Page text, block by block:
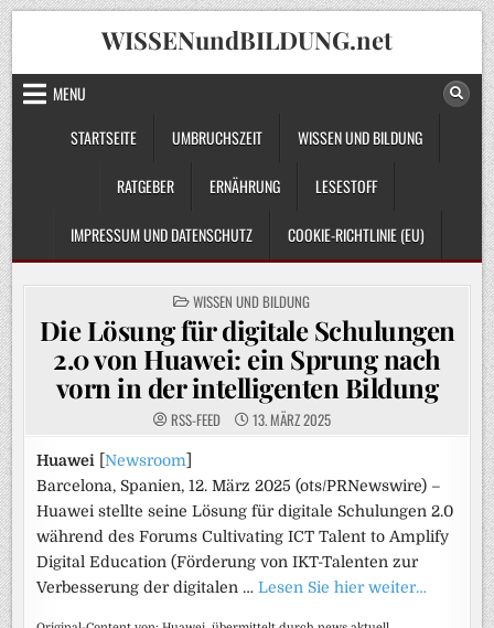
Skip
to
content
WISSENundBILDUNG.net
MENU
STARTSEITE
UMBRUCHSZEIT WISSEN UND BILDUNG
RATGEBER ERNÄHRUNG LESESTOFF
IMPRESSUM UND DATENSCHUTZ COOKIE-RICHTLINIE (EU)
POSTED
IN
WISSEN UND BILDUNG
Die Lösung für digitale Schulungen
2.0 von Huawei: ein Sprung nach
vorn in der intelligenten Bildung
RSS-FEED 13. MÄRZ 2025
Huawei [Newsroom
Barcelona, Spanien, 12. März 2025 (ots/PRNewswire) –
Huawei stellte seine Lösung für digitale Schulungen 2.0
während des Forums Cultivating ICT Talent to Amplify
Digital Education (Förderung von IKT-Talenten zur
Verbesserung der digitalen …Lesen Sie hier weiter…